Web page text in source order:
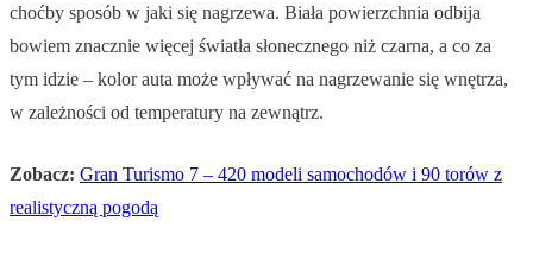
choćby sposób w jaki się nagrzewa. Biała powierzchnia odbija
bowiem znacznie więcej światła słonecznego niż czarna, a co za
tym idzie – kolor auta może wpływać na nagrzewanie się wnętrza,
w zależności od temperatury na zewnątrz.
Zobacz: Gran Turismo 7 – 420 modeli samochodów i 90 torów z
realistyczną pogodą